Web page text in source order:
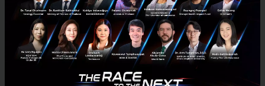
ให้บริการลูกค้า (Customer Experience Centre) ได้
สะดวกยิ่งขึ้นตลอด 24 ชั่วโมง
การจัดทำสื่อเพื่อสนับสนุนการสื่อสารระหว่างผู้
โดยสารและพาร์เนอร์ผู้ขับขี่ ทั้งรถยนต์และรถ
จักรยานยนต์ เช่น ป้ายแขวนบนรถ หรือแผ่นการ์ดที่